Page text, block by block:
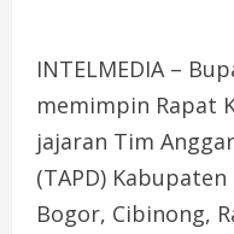
INTELMEDIA –
memimpin Rapat
jajaran Tim
(TAPD)
Bogor, Cibinong,